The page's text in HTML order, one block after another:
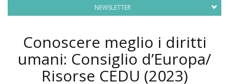
NEWSLETTER
Conoscere meglio i diritti
umani: Consiglio d’Europa/
Risorse CEDU (2023)